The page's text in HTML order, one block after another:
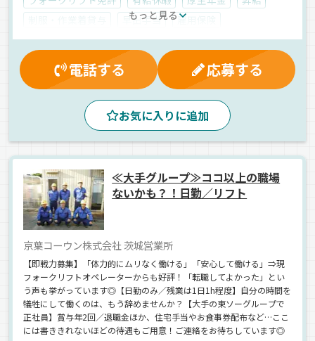
早出手当
雇用保険
休日出勤割増金
マイカー通勤可
再雇用制度
家族手当
資格取得制度
社内イベント
退職金制度
労災保険 表彰制度
深夜手当
残業手当 健康保険 大型連休
庫内作業員募集 正社員
もっと見る
電話する 応募する
お気に入りに追加
≪大手グループ≫ココ以上の職場
ないかも？！日勤／リフト
京葉コーウン株式会社 茨城営業所
【即戦力募集】「体力的にムリなく働ける」「安心して働ける」⇒現
フォークリフトオペレーターからも好評！「転職してよかった」とい
う声も挙がっています◎【日勤のみ／残業は1日1h程度】自分の時間を
犠牲にして働くのは、もう辞めませんか？【大手の東ソーグループで
正社員】賞与年2回／退職金ほか、住宅手当やお食事券配布など…ここ
には書ききれないほどの待遇もご用意！ご連絡をお待ちしています◎